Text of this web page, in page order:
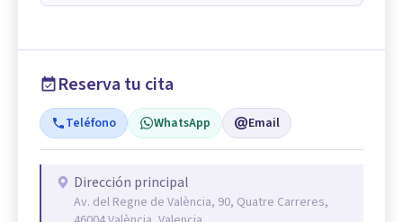
Reserva tu cita
Teléfono WhatsApp Email
Dirección principal
Av. del Regne de València, 90, Quatre Carreres,